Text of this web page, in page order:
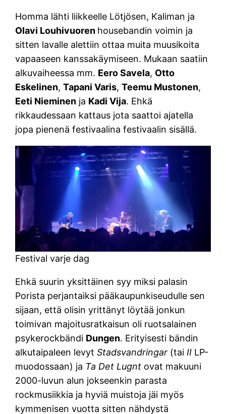
Homma lähti liikkeelle Lötjösen, Kaliman ja
Olavi Louhivuoren housebandin voimin ja
sitten lavalle alettiin ottaa muita muusikoita
vapaaseen kanssakäymiseen. Mukaan saatiin
alkuvaiheessa mm. Eero Savela, Otto
Eskelinen,Tapani Varis,Teemu Mustonen,
Eeti Nieminen ja Kadi Vija. Ehkä
rikkaudessaan kattaus jota saattoi ajatella
jopa pienenä festivaalina festivaalin sisällä.
Festival varje dag
Ehkä suurin yksittäinen syy miksi palasin
Porista perjantaiksi pääkaupunkiseudulle sen
sijaan, että olisin yrittänyt löytää jonkun
toimivan majoitusratkaisun oli ruotsalainen
psykerockbändi Dungen. Erityisesti bändin
alkutaipaleen levytStadsvandringar (taiII LP-
muodossaan) ja Ta Det Lugnt ovat makuuni
2000-luvun alun jokseenkin parasta
rockmusiikkia ja hyviä muistoja jäi myös
kymmenisen vuotta sitten nähdystä